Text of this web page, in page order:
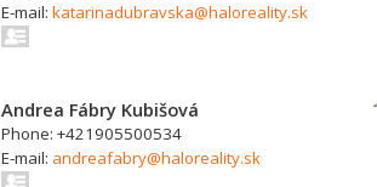
E-mail: katarinadubravska@haloreality.sk
Andrea Fábry Kubišová
Phone: +421905500534
E-mail: andreafabry@haloreality.sk